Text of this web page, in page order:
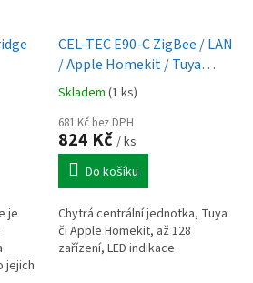
je
jejich
CEL-TEC E90-C ZigBee / LAN
/ Apple Homekit / Tuya
centrální jednotka
Skladem (1 ks)
681 Kč bez DPH
824 Kč / ks
Do košíku
Chytrá centrální jednotka, Tuya
či Apple Homekit, až 128
zařízení, LED indikace